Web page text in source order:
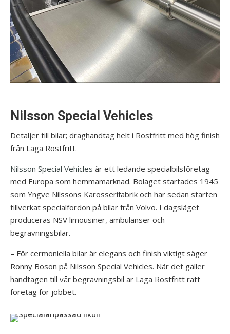
Nilsson Special Vehicles
Detaljer till bilar; draghandtag helt i Rostfritt med hög finish
från Laga Rostfritt.
Nilsson Special Vehicles är ett ledande specialbilsföretag
med Europa som hemmamarknad. Bolaget startades 1945
som Yngve Nilssons Karosserifabrik och har sedan starten
tillverkat specialfordon på bilar från Volvo. I dagsläget
produceras NSV limousiner, ambulanser och
begravningsbilar.
– För cermoniella bilar är elegans och finish viktigt säger
Ronny Boson på Nilsson Special Vehicles. När det gäller
handtagen till vår begravningsbil är Laga Rostfritt rätt
företag för jobbet.